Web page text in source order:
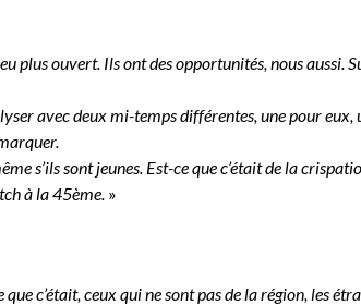
plus ouvert. Ils ont des opportunités, nous aussi.
avec deux mi-temps différentes, une pour eux,
s’ils sont jeunes. Est-ce que c’était de la
à la 45ème. »
c’était, ceux qui ne sont pas de la région, les